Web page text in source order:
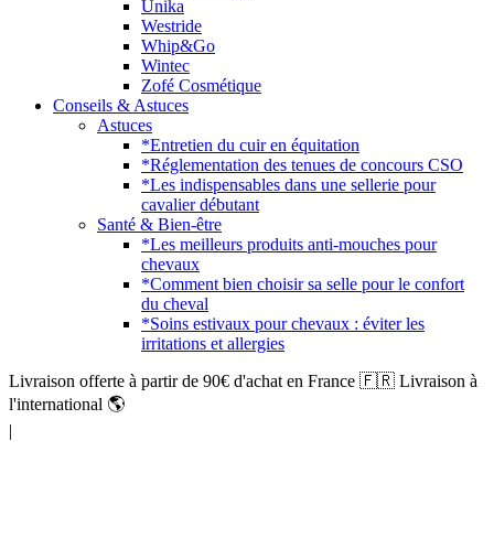
Unika
Westride
Whip&Go
Wintec
Zofé Cosmétique
Conseils & Astuces
Astuces
*Entretien du cuir en équitation
*Réglementation des tenues de concours CSO
*Les indispensables dans une sellerie pour
cavalier débutant
Santé & Bien-être
*Les meilleurs produits anti-mouches pour
chevaux
*Comment bien choisir sa selle pour le confort
du cheval
*Soins estivaux pour chevaux : éviter les
irritations et allergies
Livraison offerte à partir de 90€ d'achat en France 🇫🇷 Livraison à
l'international 🌎
|